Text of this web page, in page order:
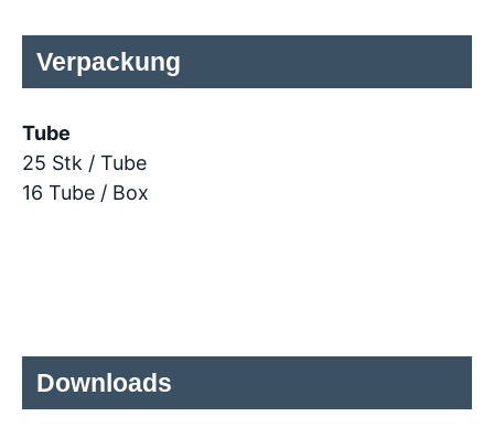
Verpackung
Tube
25 Stk / Tube
16 Tube / Box
Downloads